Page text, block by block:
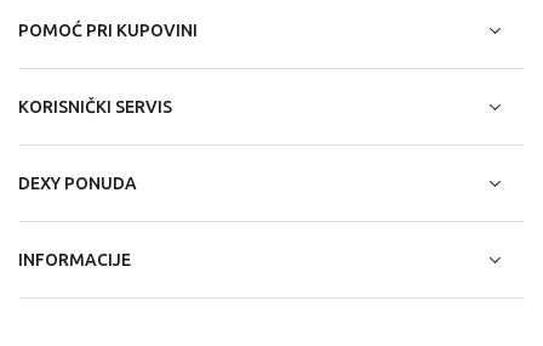
POMOĆ PRI KUPOVINI
KORISNIČKI SERVIS
DEXY PONUDA
INFORMACIJE